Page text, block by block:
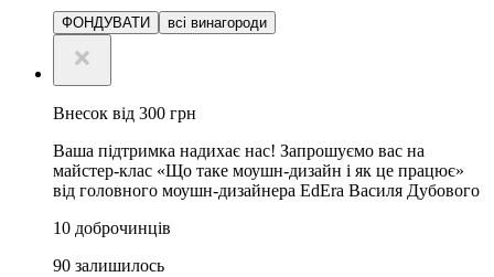
ФОНДУВАТИ всі винагороди
Внесок від 300 грн
Ваша підтримка надихає нас! Запрошуємо вас на
майстер-клас «Що таке моушн-дизайн і як це працює»
від головного моушн-дизайнера EdEra Василя Дубового
10 доброчинців
90 залишилось